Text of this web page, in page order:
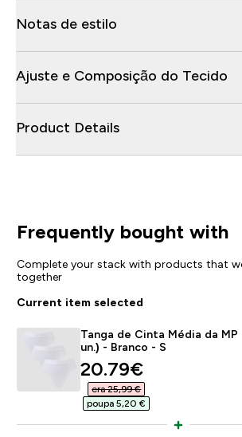
Notas de estilo
Ajuste e Composição do Tecido
Product Details
Frequently bought with
Complete your stack with products that
together
Current item selected
Tanga de Cinta Média da MP
un.) - Branco - S
discounted price
20.79€‎
era 25,99 €‎
poupa 5,20 €‎